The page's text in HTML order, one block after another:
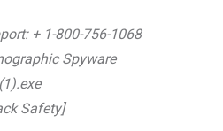
+ 1-800-756-1068
Spyware
Safety]